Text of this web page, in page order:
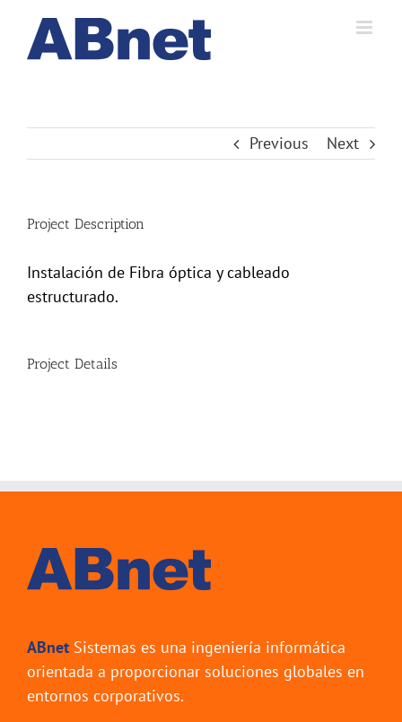
content
Previous Next
Project Description
Instalación de Fibra óptica y cableado
estructurado.
Project Details
ABnet Sistemas es una ingeniería informática
orientada a proporcionar soluciones globales en
entornos corporativos.